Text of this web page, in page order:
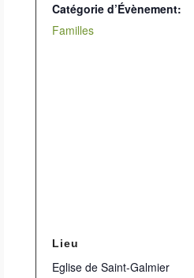
Catégorie d’Évènement:
Familles
Lieu
Eglise de Saint-Galmier